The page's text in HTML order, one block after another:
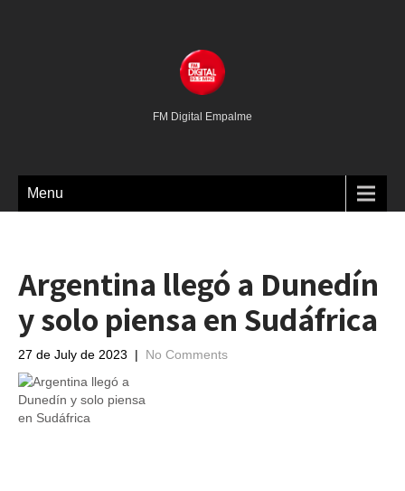
FM Digital Empalme
Menu
Argentina llegó a Dunedín
y solo piensa en Sudáfrica
27 de July de 2023 | No Comments